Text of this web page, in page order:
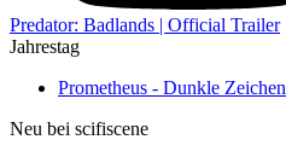
Predator: Badlands | Official Trailer
Jahrestag
Prometheus - Dunkle Zeichen
Neu bei scifiscene